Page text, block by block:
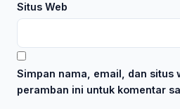
Situs Web
Simpan nama, email, dan situs
peramban ini untuk komentar